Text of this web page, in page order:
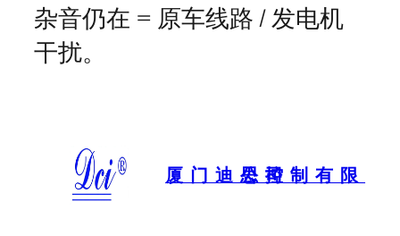
杂音仍在 = 原车线路 / 发电机
干扰。
厦门迪思控制有限公司